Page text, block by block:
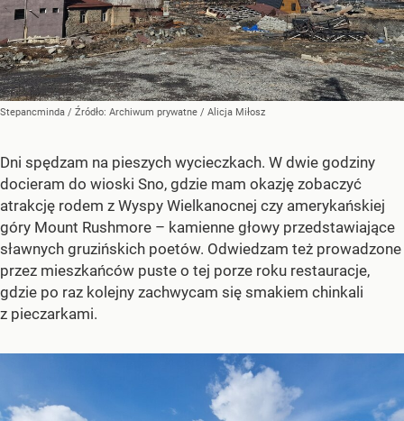
Stepancminda / Źródło: Archiwum prywatne / Alicja Miłosz
Dni spędzam na pieszych wycieczkach. W dwie godziny
docieram do wioski Sno, gdzie mam okazję zobaczyć
atrakcję rodem z Wyspy Wielkanocnej czy amerykańskiej
góry Mount Rushmore – kamienne głowy przedstawiające
sławnych gruzińskich poetów. Odwiedzam też prowadzone
przez mieszkańców puste o tej porze roku restauracje,
gdzie po raz kolejny zachwycam się smakiem chinkali
z pieczarkami.